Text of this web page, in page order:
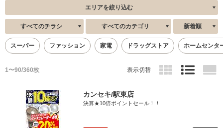
エリアを絞り込む
すべてのチラシ すべてのカテゴリ 新着順
スーパー ファッション 家電 ドラッグストア ホームセンタ
1〜90/360枚 表示切替
カンセキ/駅東店
決算★10倍ポイントセール！！